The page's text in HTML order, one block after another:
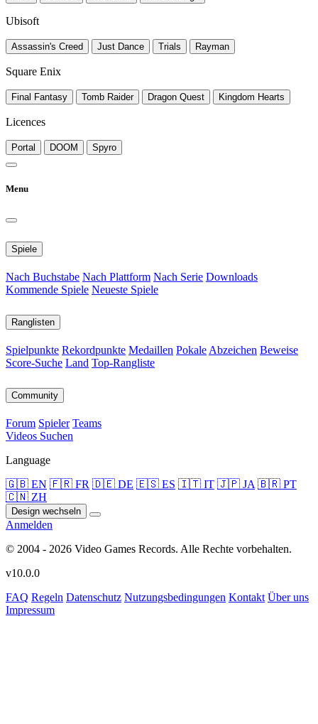
Ubisoft
Assassin's Creed Just Dance Trials Rayman
Square Enix
Final Fantasy Tomb Raider Dragon Quest Kingdom Hearts
Licences
Portal DOOM Spyro
Menu
Spiele
Nach Buchstabe Nach Plattform Nach Serie Downloads
Kommende Spiele Neueste Spiele
Ranglisten
Spielpunkte Rekordpunkte Medaillen Pokale Abzeichen Beweise
Score-Suche Land Top-Rangliste
Community
Forum Spieler Teams
Videos Suchen
Language
🇬🇧 EN 🇫🇷 FR 🇩🇪 DE 🇪🇸 ES 🇮🇹 IT 🇯🇵 JA 🇧🇷 PT
🇨🇳 ZH
Design wechseln
Anmelden
© 2004 - 2026 Video Games Records. Alle Rechte vorbehalten.
v10.0.0
FAQ Regeln Datenschutz Nutzungsbedingungen Kontakt Über uns
Impressum